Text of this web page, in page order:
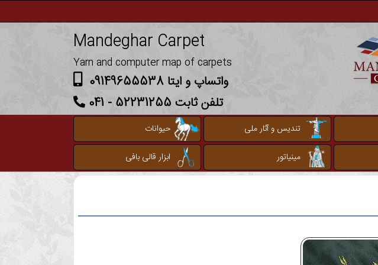
Mandeghar Carpet
Yarn and computer map of carpets
واتساپ و ایتا 09149655538
تلفن ثابت 52231255 - 041
تندیس و آثار ملی
حیوانات
مینیاتور ابزار قالی بافی